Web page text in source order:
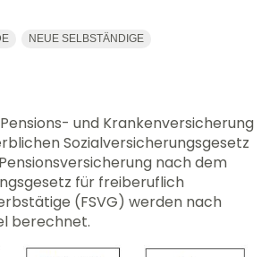
NEUE SELBSTÄNDIGE
und Krankenversicherung
Sozialversicherungsgesetz
nach dem
für freiberuflich
(FSVG) werden nach
berechnet.